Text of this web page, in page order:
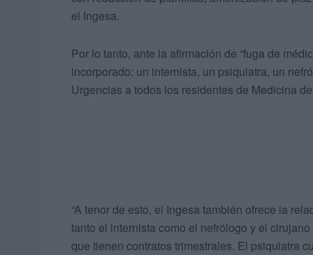
el Ingesa.
Por lo tanto, ante la afirmación de “fuga de
incorporado: un internista, un psiquiatra, un
Urgencias a todos los residentes de Medicina
“A tenor de esto, el Ingesa también ofrece la
tanto el internista como el nefrólogo y el
que tienen contratos trimestrales. El psiquiatra